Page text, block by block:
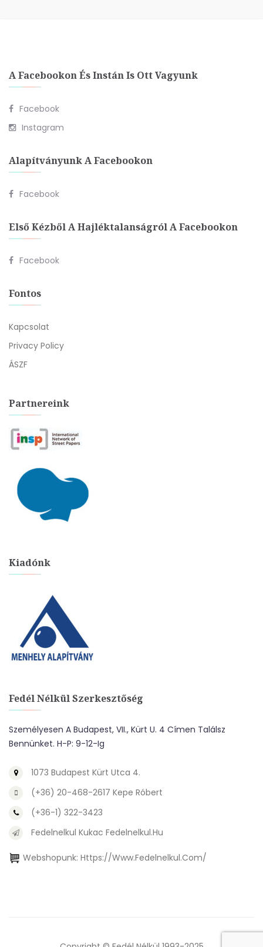
A Facebookon És Instán Is Ott Vagyunk
Facebook
Instagram
Alapítványunk A Facebookon
Facebook
Első Kézből A Hajléktalanságról A Facebookon
Facebook
Fontos
Kapcsolat
Privacy Policy
ÁSZF
Partnereink
Kiadónk
Fedél Nélkül Szerkesztőség
Személyesen A Budapest, VII., Kürt U. 4 Címen Találsz
Bennünket. H-P: 9-12-Ig
1073 Budapest Kürt Utca 4.
(+36) 20-468-2617 Kepe Róbert
(+36-1) 322-3423
Fedelnelkul Kukac Fedelnelkul.hu
Webshopunk: Https://www.fedelnelkul.com/